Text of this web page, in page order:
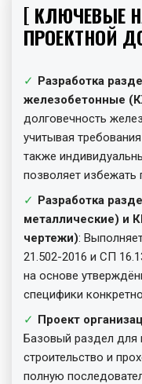
КЛЮЧЕВЫЕ
ПРОЕКТНОЙ
Разработка
железобетонные
долговечность
учитывая
также
позволяет избежать
Разработка
металлические) и
чертежи):
21.502-2016 и СП
на основе
специфики
Проект
Базовый раздел для
строительство и
полную